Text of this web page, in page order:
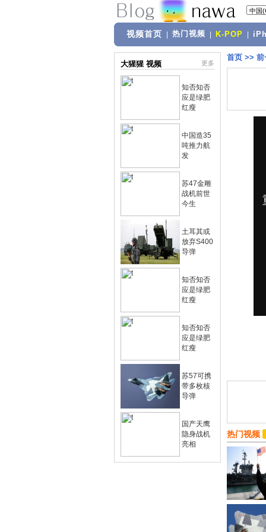
视频首页 热门视频 K-POP
大猩猩 视频 更多
知否知否
应是绿肥
红瘦
中国造35
吨推力航
发
苏47金雕
战机前世
今生
土耳其或
放弃S400
导弹
知否知否
应是绿肥
红瘦
知否知否
应是绿肥
红瘦
苏57可携
带多枚核
导弹
国产天鹰
隐身战机
亮相
首页 >> 前
热门视频